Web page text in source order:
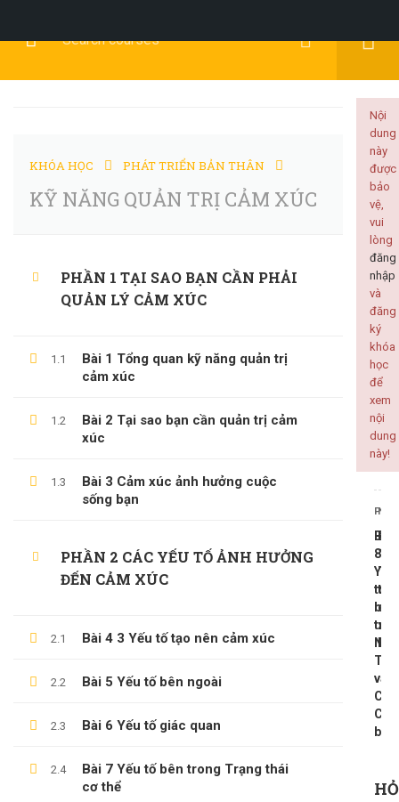
KỸ NĂNG MỀM
Tất cả khóa học
KỸ NĂNG MỀM
KHÓA HỌC PHÁT TRIỂN BẢN THÂN
KỸ NĂNG QUẢN TRỊ CẢM XÚC
PHẦN 1 TẠI SAO BẠN CẦN PHẢI
QUẢN LÝ CẢM XÚC
1.1
Bài 1 Tổng quan kỹ năng quản trị
cảm xúc
1.2
Bài 2 Tại sao bạn cần quản trị cảm
xúc
1.3
Bài 3 Cảm xúc ảnh hưởng cuộc
sống bạn
PHẦN 2 CÁC YẾU TỐ ẢNH HƯỞNG
ĐẾN CẢM XÚC
2.1 Bài 4 3 Yếu tố tạo nên cảm xúc
2.2 Bài 5 Yếu tố bên ngoài
2.3 Bài 6 Yếu tố giác quan
2.4
Bài 7 Yếu tố bên trong Trạng thái
cơ thể
Nội
dung
này
được
bảo
vệ,
vui
lòng
đăng
nhập
và
đăng
ký
khóa
học
để
xem
nội
dung
này!
PREV
Bài
8
Yếu
tố
bên
Từ
và
Câu
bạn
Bài
10
Trí
tuệ
xúc
EQ
ALL COURSES
CÔNG NGHỆ THÔNG TIN
KỸ NĂNG MỀM
PHÁT TRIỂN BẢN THÂN
Thần Số Học – Sinh Trắc Vân Tay
500,000 ₫99,000 ₫
600,000 ₫199,000 ₫